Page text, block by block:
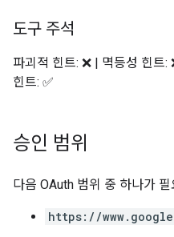
도구 주석
파괴적 힌트: ❌ | 멱등성 힌트:
힌트: ✅
승인 범위
다음 OAuth 범위 중 하나가 필
https://